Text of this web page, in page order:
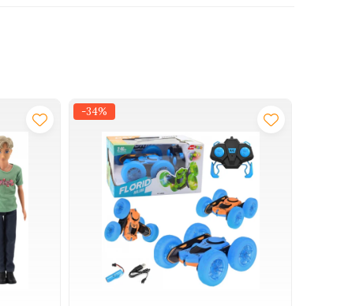
Se utilizeaza sub supravegherea unui adult.
-34%